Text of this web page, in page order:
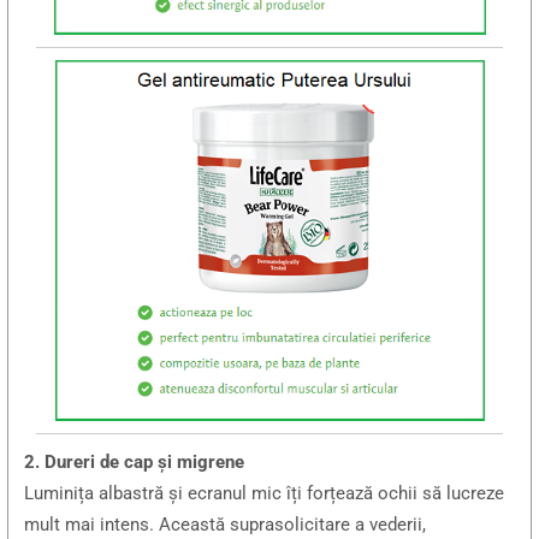
2. Dureri de cap și migrene
Luminița albastră și ecranul mic îți forțează ochii să lucreze
mult mai intens. Această suprasolicitare a vederii,